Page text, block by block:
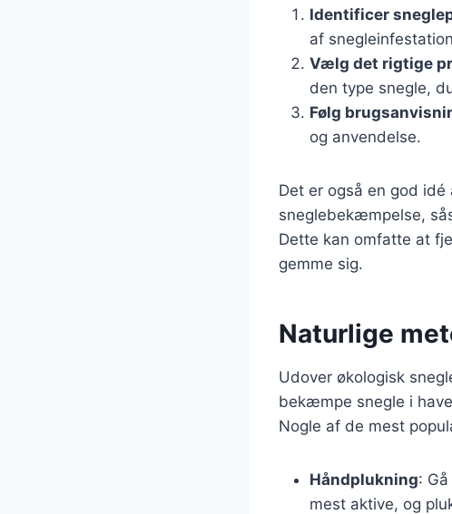
Identificer
af
Vælg det rigtige
den type snegle,
Følg
og anvendelse.
Det er også en god
sneglebekæmpelse,
Dette kan omfatte at
gemme sig.
Naturlige
Udover økologisk
bekæmpe snegle i
Nogle af de mest
Håndplukning:
mest aktive, og